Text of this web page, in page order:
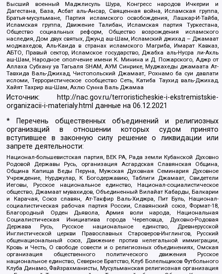
Высший военный Маджлисуль Шура, Конгресс народов Ичкерии и
Дагестана, База, Асбат аль-Ансар, Священная война, Исламская группа,
Братья-мусульмане, Партия исламского освобождения, Лашкар-И-Тайба,
Исламская группа, Движение Талибан, Исламская партия Туркестана,
Общество социальных реформ, Общество возрождения исламского
наследия, Дом двух святых, Джунд аш-Шам, Исламский джихад – Джамаат
моджахедов, Аль-Каида в странах исламского Магриба, Имарат Кавказ,
АБТО, Правый сектор, Исламское государство, Джабха аль-Нусра ли-Ахль
аш-Шам, Народное ополчение имени К. Минина и Д. Пожарского, Аджр от
Аллаха Субхану уа Тагьаля SHAM, АУМ Синрике, Муджахеды джамаата Ат-
Тавхида Валь-Джихад, Чистопольский Джамаат, Рохнамо ба суи давлати
исломи, Террористическое сообщество Сеть, Катиба Таухид валь-Джихад,
Хайят Тахрир аш-Шам, Ахлю Сунна Валь Джамаа
Источник:
http://nac.gov.ru/terroristicheskie-i-ekstremistskie-
organizacii-i-materialy.html данные на06.12.2021
* Перечень общественных объединений и религиозных
организаций в отношении которых судом принято
вступившее в законную силу решение о ликвидации или
запрете деятельности:
Национал-большевистская партия, ВЕК РА, Рада земли Кубанской Духовно
Родовой Державы Русь, организация Асгардская Славянская Община,
Община Капища Веды Перуна, Мужская Духовная Семинария Духовное
Учреждение, Нурджулар, К Богодержавию, Таблиги Джамаат, Свидетели
Иеговы, Русское национальное единство, Национал-социалистическое
общество, Джамаат мувахидов, Объединенный Вилайат Кабарды, Балкарии
и Карачая, Союз славян, Ат-Такфир Валь-Хиджра, Пит Буль, Национал-
социалистическая рабочая партия России, Славянский союз, Формат-18,
Благородный Орден Дьявола, Армия воли народа, Национальная
Социалистическая Инициатива города Череповца, Духовно-Родовая
Держава Русь, Русское национальное единство, Древнерусской
Инглистической церкви Православных Староверов-Инглингов, Русский
общенациональный союз, Движение против нелегальной иммиграции,
Кровь и Честь, О свободе совести и о религиозных объединениях, Омская
организация общественного политического движения Русское
национальное единство, Северное Братство, Клуб Болельщиков Футбольного
Клуба Динамо, Файзрахманисты, Мусульманская религиозная организация